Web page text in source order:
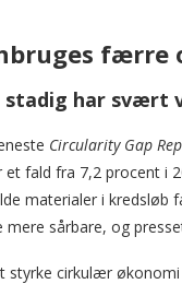
har svært
Circularity Gap
fald fra 7,2 procent i
materialer i
sårbare, og
styrke cirkulær